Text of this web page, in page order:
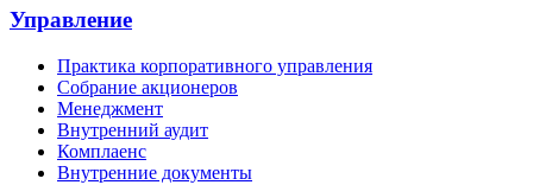
Управление
Практика корпоративного управления
Собрание акционеров
Менеджмент
Внутренний аудит
Комплаенс
Внутренние документы